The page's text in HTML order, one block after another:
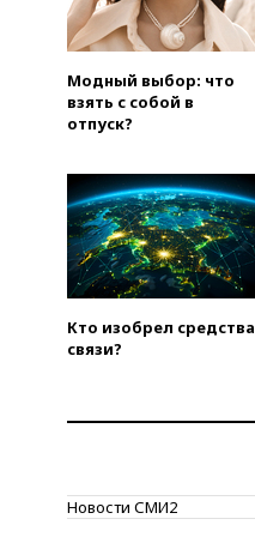
Модный выбор: что
взять с собой в
отпуск?
Кто изобрел средства
связи?
Новости СМИ2